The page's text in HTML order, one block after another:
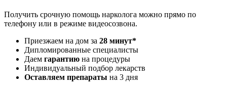
Получить срочную помощь нарколога можно прямо по
телефону или в режиме видеосозвона.
Приезжаем на дом за 28 минут*
Дипломированные специалисты
Даем гарантию на процедуры
Индивидуальный подбор лекарств
Оставляем препараты на 3 дня